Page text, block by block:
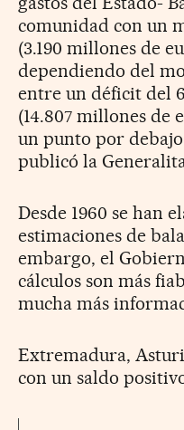
comunidad con un
(3.190 millones de
dependiendo del
entre un déficit del
(14.807 millones de
un punto por
publicó la
Desde 1960 se han
estimaciones de
embargo, el
cálculos son más
mucha más
Extremadura,
con un saldo